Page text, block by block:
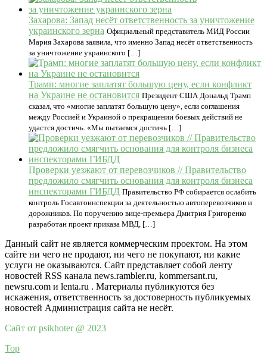
Захарова: Запад несёт ответственность за уничтожение
украинского зерна Официальный представитель МИД России
Мария Захарова заявила, что именно Запад несёт ответственность
за уничтожение украинского […]
Трамп: многие заплатят большую цену, если конфликт
на Украине не остановится Президент США Дональд Трамп
сказал, что «многие заплатят большую цену», если соглашения
между Россией и Украиной о прекращении боевых действий не
удастся достичь. «Мы пытаемся достичь […]
Проверки уезжают от перевозчиков // Правительство
предложило смягчить основания для контроля бизнеса
инспекторами ГИБДД Правительство РФ собирается ослабить
контроль Госавтоинспекции за деятельностью автоперевозчиков и
дорожников. По поручению вице-премьера Дмитрия Григоренко
разработан проект приказа МВД, […]
Данный сайт не является коммерческим проектом. На этом
сайте ни чего не продают, ни чего не покупают, ни какие
услуги не оказываются. Сайт представляет собой ленту
новостей RSS канала news.rambler.ru, kommersant.ru,
newsru.com и lenta.ru . Материалы публикуются без
искажения, ответственность за достоверность публикуемых
новостей Администрация сайта не несёт.
Сайт от psikhoter @ 2023
Top